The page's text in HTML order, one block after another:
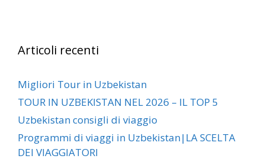
Articoli recenti
Migliori Tour in Uzbekistan
TOUR IN UZBEKISTAN NEL 2026 – IL TOP 5
Uzbekistan consigli di viaggio
Programmi di viaggi in Uzbekistan|LA SCELTA
DEI VIAGGIATORI